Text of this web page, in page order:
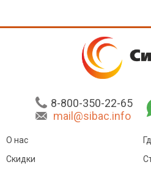
8-800-350-22-65
mail@sibac.info
О нас
Скидки